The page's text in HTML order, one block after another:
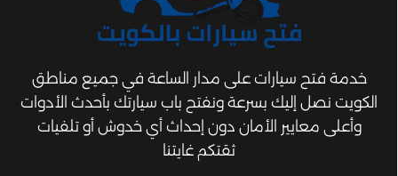
خدمة فتح سيارات على مدار الساعة في جميع مناطق
الكويت نصل إليك بسرعة ونفتح باب سيارتك بأحدث الأدوات
وأعلى معايير الأمان دون إحداث أي خدوش أو تلفيات
ثقتكم غايتنا